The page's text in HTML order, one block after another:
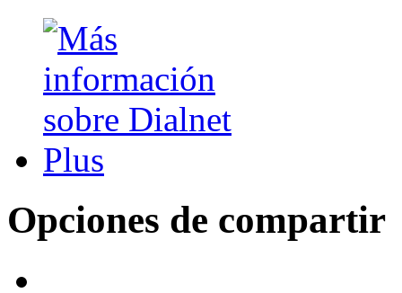
Opciones de compartir